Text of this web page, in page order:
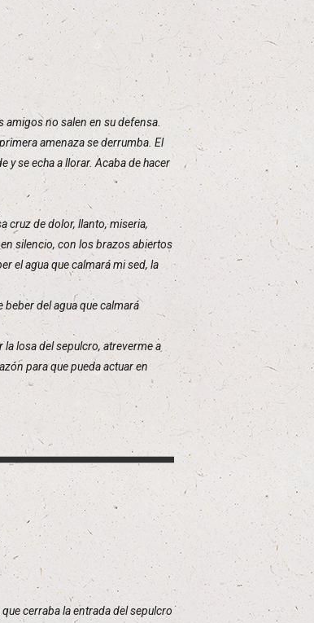
amigos no salen en su defensa.
amenaza se derrumba. El
y se echa a llorar. Acaba de hacer
cruz de dolor, llanto, miseria,
silencio, con los brazos abiertos
el agua que calmará mi sed, la
del agua que calmará
losa del sepulcro, atreverme a
para que pueda actuar en
cerraba la entrada del sepulcro